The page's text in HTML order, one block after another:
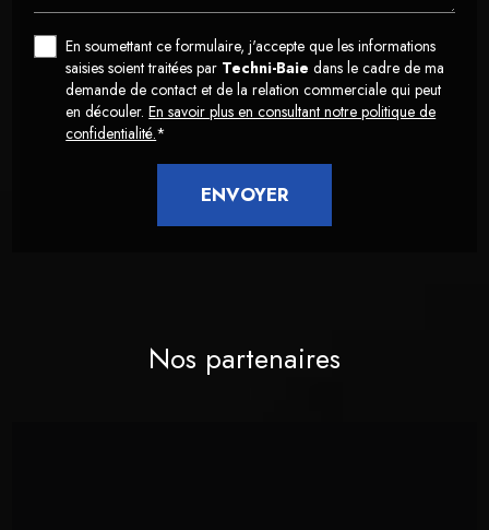
En soumettant ce formulaire, j'accepte que les informations
saisies soient traitées par Techni-Baie dans le cadre de ma
demande de contact et de la relation commerciale qui peut
en découler.En savoir plus en consultant notre politique de
confidentialité.*
Nos partenaires